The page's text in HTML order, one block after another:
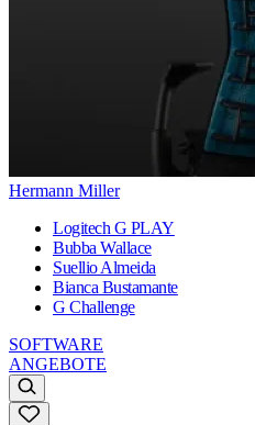
Hermann Miller
Logitech G PLAY
Bubba Wallace
Suellio Almeida
Bianca Bustamante
G Challenge
SOFTWARE
ANGEBOTE